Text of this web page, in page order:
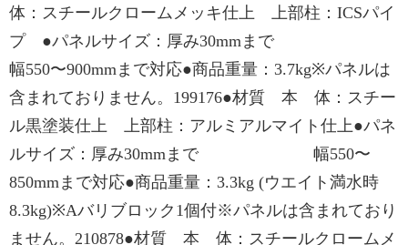
体：スチールクロームメッキ仕上 上部柱：ICSパイ
プ ●パネルサイズ：厚み30mmまで
幅550〜900mmまで対応●商品重量：3.7kg※パネルは
含まれておりません。199176●材質 本 体：スチー
ル黒塗装仕上 上部柱：アルミアルマイト仕上●パネ
ルサイズ：厚み30mmまで 幅550〜
850mmまで対応●商品重量：3.3kg (ウエイト満水時
8.3kg)※Aバリブロック1個付※パネルは含まれており
ません。210878●材質 本 体：スチールクロームメ